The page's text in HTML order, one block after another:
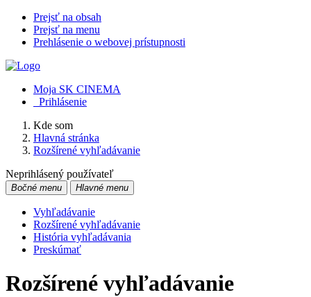
Prejsť na obsah
Prejsť na menu
Prehlásenie o webovej prístupnosti
Moja SK CINEMA
Prihlásenie
Kde som
Hlavná stránka
Rozšírené vyhľadávanie
Neprihlásený používateľ
Bočné menu Hlavné menu
Vyhľadávanie
Rozšírené vyhľadávanie
História vyhľadávania
Preskúmať
Rozšírené vyhľadávanie